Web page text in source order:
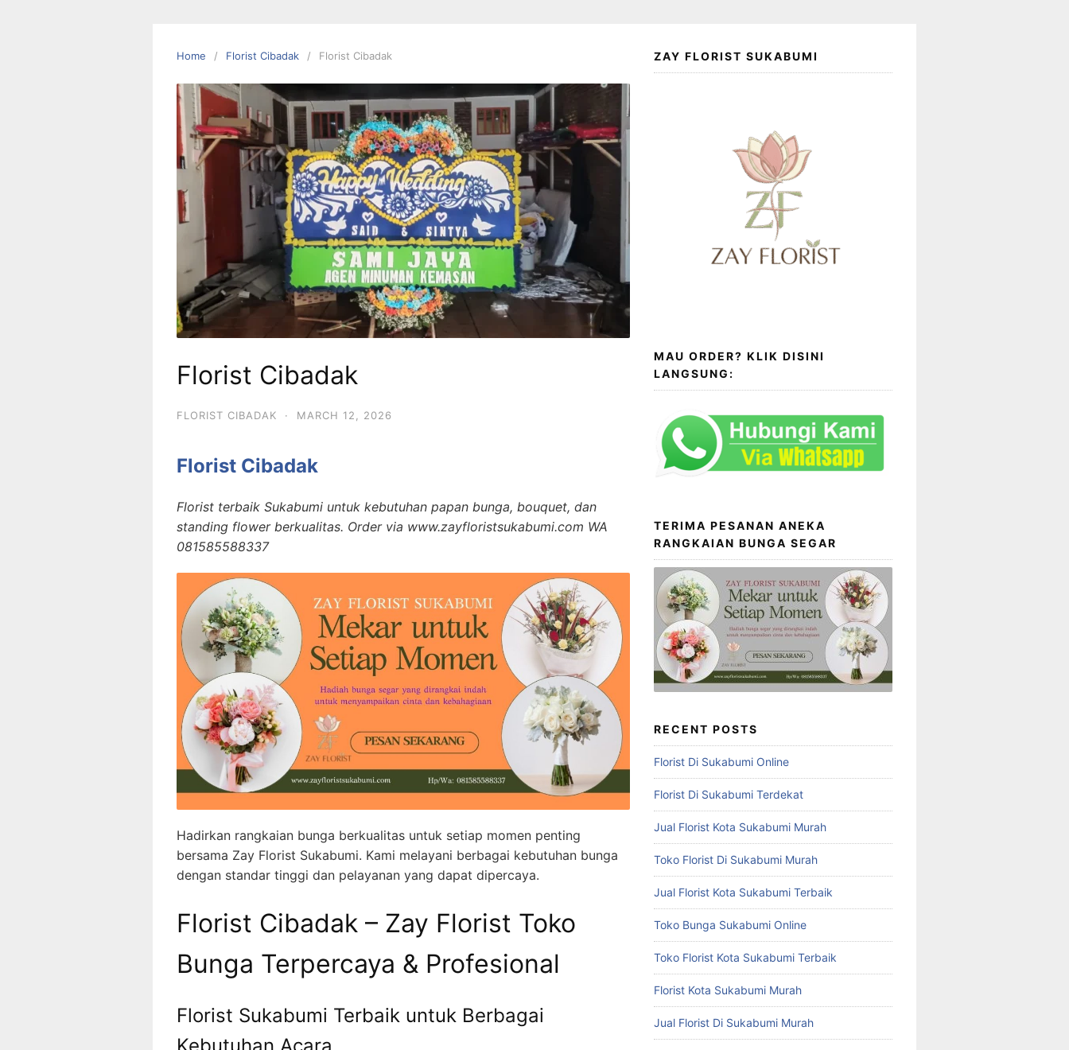
Home Florist Cibadak Florist Cibadak
Florist Cibadak
FLORIST CIBADAK · MARCH 12, 2026
Florist Cibadak
Florist terbaik Sukabumi untuk kebutuhan papan bunga, bouquet, dan
standing flower berkualitas. Order via www.zayfloristsukabumi.com WA
081585588337
Hadirkan rangkaian bunga berkualitas untuk setiap momen penting
bersama Zay Florist Sukabumi. Kami melayani berbagai kebutuhan bunga
dengan standar tinggi dan pelayanan yang dapat dipercaya.
Florist Cibadak – Zay Florist Toko
Bunga Terpercaya & Profesional
Florist Sukabumi Terbaik untuk Berbagai
ZAY FLORIST SUKABUMI
MAU ORDER? KLIK DISINI
LANGSUNG:
TERIMA PESANAN ANEKA
RANGKAIAN BUNGA SEGAR
RECENT POSTS
Florist Di Sukabumi Online
Florist Di Sukabumi Terdekat
Jual Florist Kota Sukabumi Murah
Toko Florist Di Sukabumi Murah
Jual Florist Kota Sukabumi Terbaik
Toko Bunga Sukabumi Online
Toko Florist Kota Sukabumi Terbaik
Florist Kota Sukabumi Murah
Jual Florist Di Sukabumi Murah